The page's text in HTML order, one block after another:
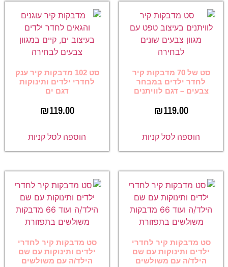
סט של 70 מדבקות קיר
לחדר ילדים במבחר
צבעים – דגם לוויתנים
₪119.00
הוספה לסל קניות
סט 102 מדבקות קיר ענק
לחדרי ילדים ותינוקות
דגם ים
₪119.00
הוספה לסל קניות
סט מדבקות קיר לחדרי
ילדים ותינוקות עם שם
הילד/ה עם משולשים
סט מדבקות קיר לחדרי
ילדים ותינוקות עם שם
הילד/ה עם משולשים